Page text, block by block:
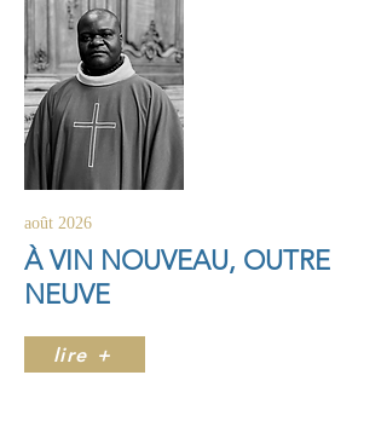
août 2026
À VIN NOUVEAU, OUTRE
NEUVE
lire +